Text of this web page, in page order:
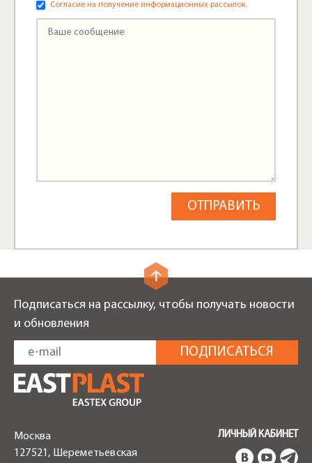
Согласие на получение информационных рассылок.
Подписаться на рассылку, чтобы получать новости
и обновления
Москва
127521, Шереметьевская
ЛИЧНЫЙ КАБИНЕТ